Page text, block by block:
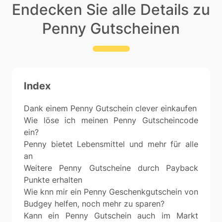
Endecken Sie alle Details zu
Penny Gutscheinen
Index
Dank einem Penny Gutschein clever einkaufen
Wie löse ich meinen Penny Gutscheincode
ein?
Penny bietet Lebensmittel und mehr für alle
an
Weitere Penny Gutscheine durch Payback
Punkte erhalten
Wie knn mir ein Penny Geschenkgutschein von
Budgey helfen, noch mehr zu sparen?
Kann ein Penny Gutschein auch im Markt